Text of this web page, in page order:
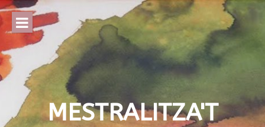
Skip
content
MESTRALITZA'T